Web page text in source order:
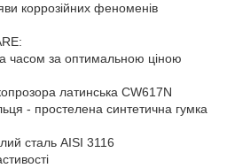
коррозійних феноменів
часом за оптимальною ціною
латинська CW617N
- простелена синтетична гумка
сталь АISI 3116